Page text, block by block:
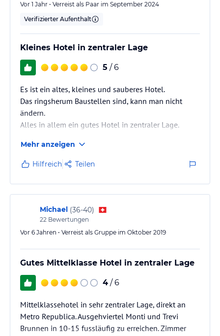
Vor 1 Jahr • Verreist als Paar im September 2024
Verifizierter Aufenthalt
Kleines Hotel in zentraler Lage
5 / 6
Es ist ein altes, kleines und sauberes Hotel.
Das ringsherum Baustellen sind, kann man nicht
ändern.
Alles in allem ein gutes Hotel in zentraler Lage.
Mehr anzeigen
Hilfreich Teilen
Michael (36-40)
22 Bewertungen
Vor 6 Jahren • Verreist als Gruppe im Oktober 2019
Gutes Mittelklasse Hotel in zentraler Lage
4 / 6
Mittelklassehotel in sehr zentraler Lage, direkt an
Metro Republica. Ausgehviertel Monti und Trevi
Brunnen in 10-15 fussläufig zu erreichen. Zimmer